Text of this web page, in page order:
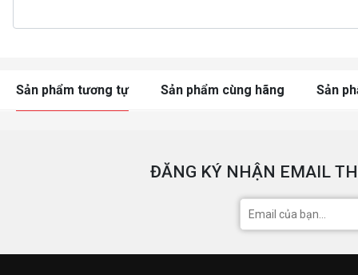
Sản phẩm tương tự Sản phẩm cùng hãng Sản
ĐĂNG KÝ NHẬN EMAIL